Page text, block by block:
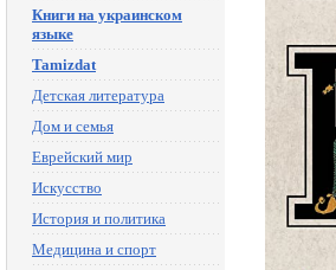
Книги на украинском
языке
Tamizdat
Детская литература
Дом и семья
Еврейский мир
Искусство
История и политика
Медицина и спорт